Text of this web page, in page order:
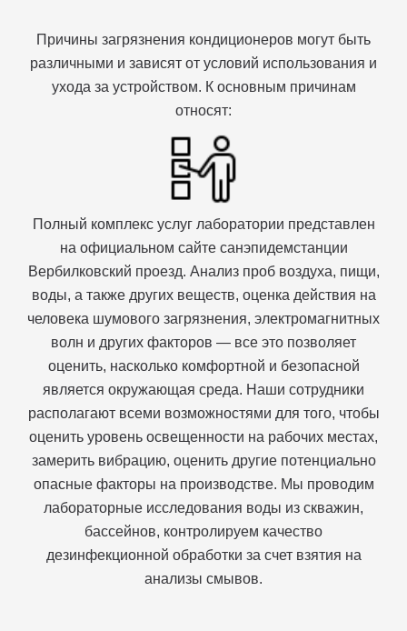
Причины загрязнения кондиционеров могут быть
различными и зависят от условий использования и
ухода за устройством. К основным причинам
относят:
Полный комплекс услуг лаборатории представлен
на официальном сайте санэпидемстанции
Вербилковский проезд. Анализ проб воздуха, пищи,
воды, а также других веществ, оценка действия на
человека шумового загрязнения, электромагнитных
волн и других факторов — все это позволяет
оценить, насколько комфортной и безопасной
является окружающая среда. Наши сотрудники
располагают всеми возможностями для того, чтобы
оценить уровень освещенности на рабочих местах,
замерить вибрацию, оценить другие потенциально
опасные факторы на производстве. Мы проводим
лабораторные исследования воды из скважин,
бассейнов, контролируем качество
дезинфекционной обработки за счет взятия на
анализы смывов.